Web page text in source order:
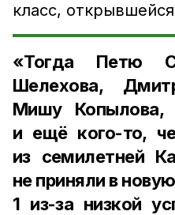
класс,
«Тогда Петю
Шелехова,
Мишу Копылова,
и ещё кого-то,
из семилетней
не приняли в
1 из-за низкой